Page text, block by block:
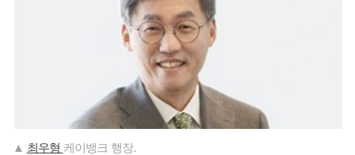
▲ 최우형 케이뱅크 행장.